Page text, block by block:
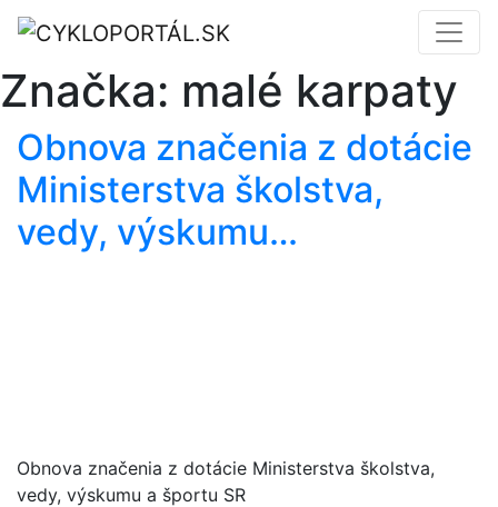
Značka: malé karpaty
Obnova značenia z dotácie
Ministerstva školstva,
vedy, výskumu…
Obnova značenia z dotácie Ministerstva školstva,
vedy, výskumu a športu SR